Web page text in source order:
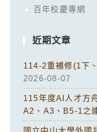
百年校慶專網
近期文章
114-2重補修(1下
2026-08-07
115年度AI人才方
A2、A3、B5-1之